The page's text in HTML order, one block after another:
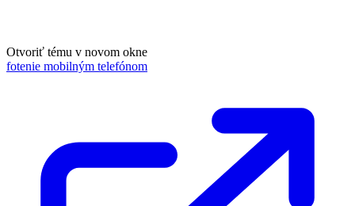
Otvoriť tému v novom okne
fotenie mobilným telefónom